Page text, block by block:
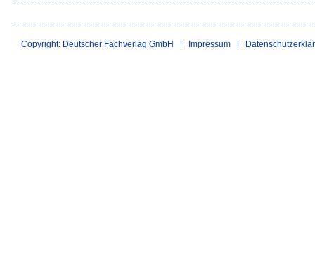
Copyright: Deutscher Fachverlag GmbH Impressum